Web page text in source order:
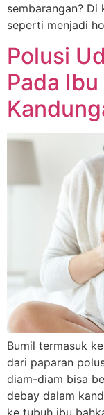
sembarangan? Di
seperti menjadi
Polusi
Pada
Bumil termasuk
dari paparan
diam-diam bisa
debay dalam
ke tubuh ibu